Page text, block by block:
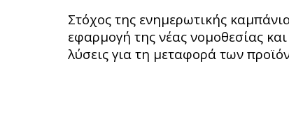
Στόχος της ενημερωτικής
εφαρμογή της νέας νομοθεσίας
λύσεις για τη μεταφορά των